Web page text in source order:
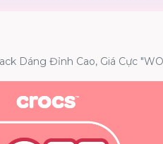
Dáng Đỉnh Cao, Giá Cực